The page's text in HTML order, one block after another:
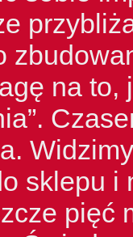
na to,
sklepu i
pięć